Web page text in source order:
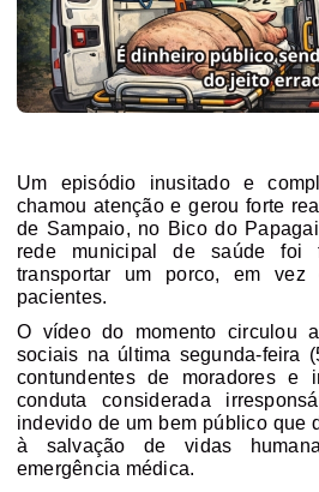
Um episódio inusitado e
chamou atenção e gerou forte
de Sampaio, no Bico do
rede municipal de saúde foi
transportar um porco, em vez
pacientes.
O vídeo do momento circulou
sociais na última segunda-feira
contundentes de moradores e
conduta considerada
indevido de um bem público que
à salvação de vidas
emergência médica.